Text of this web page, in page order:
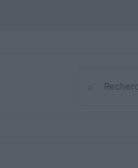
Rechercher